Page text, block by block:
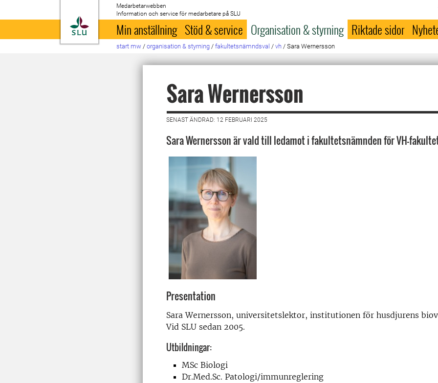
Till startsida
Medarbetarwebben
Information och service för medarbetare på SLU
Min anställning Stöd & service Organisation & styrning Riktade sidor
start mw / organisation & styrning / fakultetsnämndsval / vh / Sara Wernersson
Sara Wernersson
SENAST ÄNDRAD: 12 FEBRUARI 2025
Sara Wernersson är vald till ledamot i fakultetsnämnden för VH-
Presentation
Sara Wernersson, universitetslektor, institutionen för husdjurens
Vid SLU sedan 2005.
Utbildningar:
MSc Biologi
Dr.Med.Sc. Patologi/immunreglering